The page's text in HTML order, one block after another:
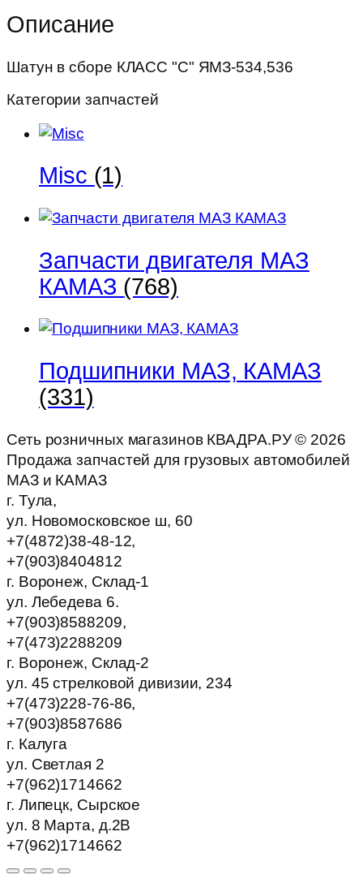
Описание
Шатун в сборе КЛАСС "С" ЯМЗ-534,536
Категории запчастей
Misc (1)
Запчасти двигателя МАЗ
КАМАЗ (768)
Подшипники МАЗ, КАМАЗ
(331)
Сеть розничных магазинов КВАДРА.РУ © 2026
Продажа запчастей для грузовых автомобилей
МАЗ и КАМАЗ
г. Тула,
ул. Новомосковское ш, 60
+7(4872)38-48-12,
+7(903)8404812
г. Воронеж, Склад-1
ул. Лебедева 6.
+7(903)8588209,
+7(473)2288209
г. Воронеж, Склад-2
ул. 45 стрелковой дивизии, 234
+7(473)228-76-86,
+7(903)8587686
г. Калуга
ул. Светлая 2
+7(962)1714662
г. Липецк, Сырское
ул. 8 Марта, д.2В
+7(962)1714662